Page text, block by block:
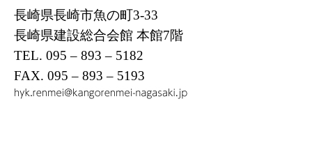
長崎県長崎市魚の町3-33
長崎県建設総合会館 本館7階
TEL. 095 – 893 – 5182
FAX. 095 – 893 – 5193